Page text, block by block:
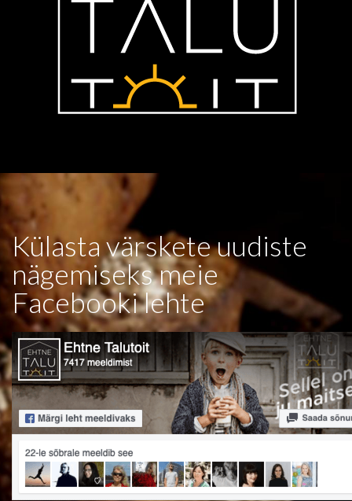
Külasta värskete uudiste
nägemiseks meie
Facebooki lehte